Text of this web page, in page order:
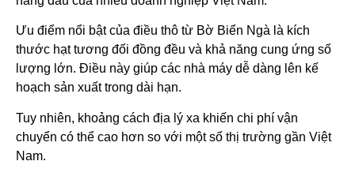
Ưu điểm nổi bật của điều thô từ Bờ Biển Ngà là kích
thước hạt tương đối đồng đều và khả năng cung ứng số
lượng lớn. Điều này giúp các nhà máy dễ dàng lên kế
hoạch sản xuất trong dài hạn.
Tuy nhiên, khoảng cách địa lý xa khiến chi phí vận
chuyển có thể cao hơn so với một số thị trường gần Việt
Nam.